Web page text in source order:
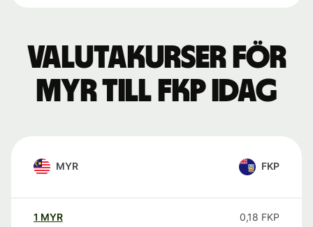
Valutakurser för
MYR till FKP idag
MYR FKP
1 MYR 0,18 FKP